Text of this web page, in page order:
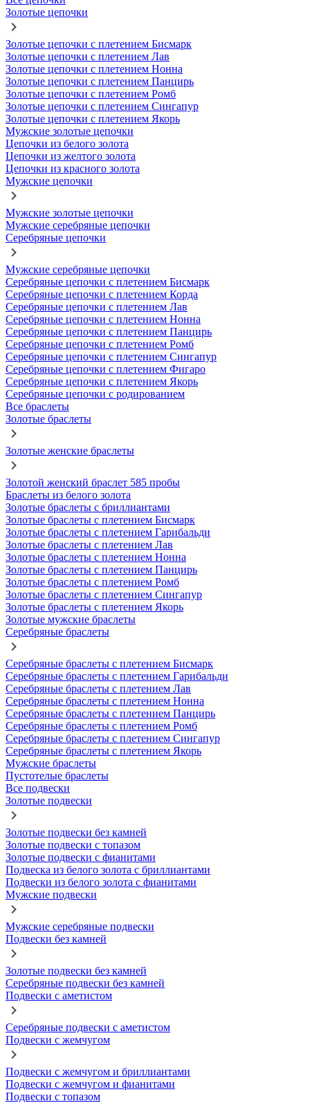
Золотые цепочки
Золотые цепочки с плетением Бисмарк
Золотые цепочки с плетением Лав
Золотые цепочки с плетением Нонна
Золотые цепочки с плетением Панцирь
Золотые цепочки с плетением Ромб
Золотые цепочки с плетением Сингапур
Золотые цепочки с плетением Якорь
Мужские золотые цепочки
Цепочки из белого золота
Цепочки из желтого золота
Цепочки из красного золота
Мужские цепочки
Мужские золотые цепочки
Мужские серебряные цепочки
Серебряные цепочки
Мужские серебряные цепочки
Серебряные цепочки с плетением Бисмарк
Серебряные цепочки с плетением Корда
Серебряные цепочки с плетением Лав
Серебряные цепочки с плетением Нонна
Серебряные цепочки с плетением Панцирь
Серебряные цепочки с плетением Ромб
Серебряные цепочки с плетением Сингапур
Серебряные цепочки с плетением Фигаро
Серебряные цепочки с плетением Якорь
Серебряные цепочки с родированием
Все браслеты
Золотые браслеты
Золотые женские браслеты
Золотой женский браслет 585 пробы
Браслеты из белого золота
Золотые браслеты с бриллиантами
Золотые браслеты с плетением Бисмарк
Золотые браслеты с плетением Гарибальди
Золотые браслеты с плетением Лав
Золотые браслеты с плетением Нонна
Золотые браслеты с плетением Панцирь
Золотые браслеты с плетением Ромб
Золотые браслеты с плетением Сингапур
Золотые браслеты с плетением Якорь
Золотые мужские браслеты
Серебряные браслеты
Серебряные браслеты с плетением Бисмарк
Серебряные браслеты с плетением Гарибальди
Серебряные браслеты с плетением Лав
Серебряные браслеты с плетением Нонна
Серебряные браслеты с плетением Панцирь
Серебряные браслеты с плетением Ромб
Серебряные браслеты с плетением Сингапур
Серебряные браслеты с плетением Якорь
Мужские браслеты
Пустотелые браслеты
Все подвески
Золотые подвески
Золотые подвески без камней
Золотые подвески с топазом
Золотые подвески с фианитами
Подвеска из белого золота с бриллиантами
Подвески из белого золота с фианитами
Мужские подвески
Мужские серебряные подвески
Подвески без камней
Золотые подвески без камней
Серебряные подвески без камней
Подвески с аметистом
Серебряные подвески с аметистом
Подвески с жемчугом
Подвески с жемчугом и бриллиантами
Подвески с жемчугом и фианитами
Подвески с топазом